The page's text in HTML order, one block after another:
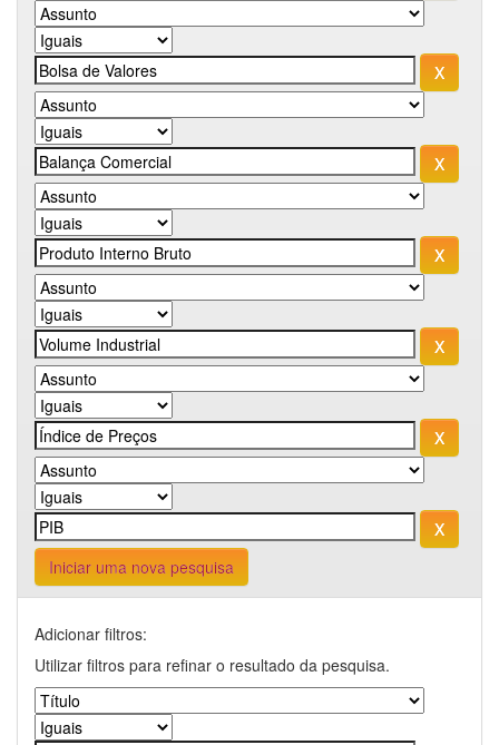
Iniciar uma nova pesquisa
Adicionar filtros:
Utilizar filtros para refinar o resultado da pesquisa.